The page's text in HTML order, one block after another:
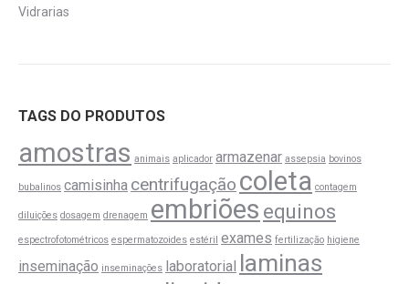
Vidrarias
TAGS DO PRODUTOS
amostras animais aplicador armazenar assepsia bovinos
bubalinos camisinha centrifugação coleta contagem
diluições dosagem drenagem embriões equinos
espectrofotométricos espermatozoides estéril exames fertilização higiene
inseminação inseminações laboratorial laminas